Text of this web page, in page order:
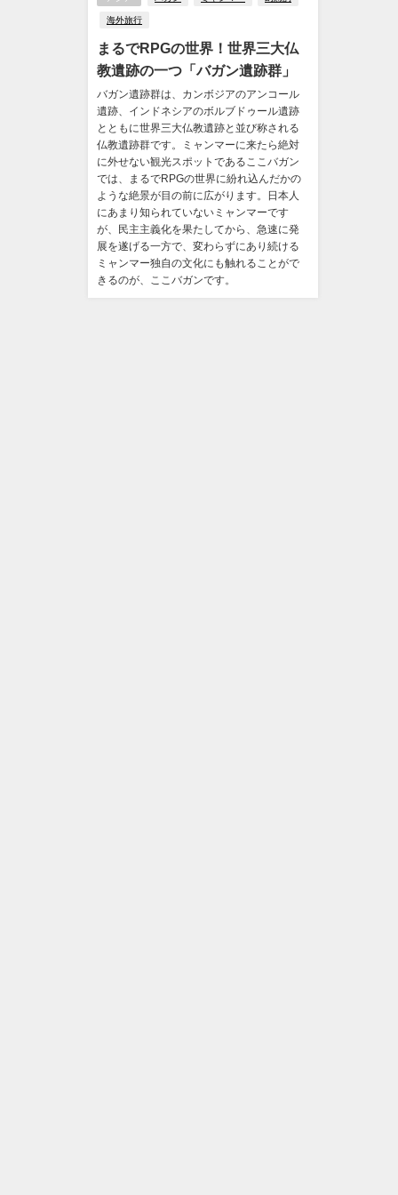
海外旅行
まるでRPGの世界！世界三大仏
教遺跡の一つ「バガン遺跡群」
バガン遺跡群は、カンボジアのアンコール
遺跡、インドネシアのボルブドゥール遺跡
とともに世界三大仏教遺跡と並び称される
仏教遺跡群です。ミャンマーに来たら絶対
に外せない観光スポットであるここバガン
では、まるでRPGの世界に紛れ込んだかの
ような絶景が目の前に広がります。日本人
にあまり知られていないミャンマーです
が、民主主義化を果たしてから、急速に発
展を遂げる一方で、変わらずにあり続ける
ミャンマー独自の文化にも触れることがで
きるのが、ここバガンです。